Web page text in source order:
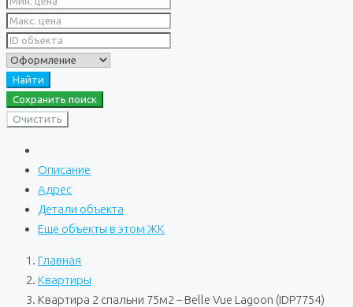
Найти
Сохранить поиск
Очистить
Описание
Адрес
Детали объекта
Еще объекты в этом ЖК
Главная
Квартиры
Квартира 2 спальни 75м2 – Belle Vue Lagoon (IDP7754)